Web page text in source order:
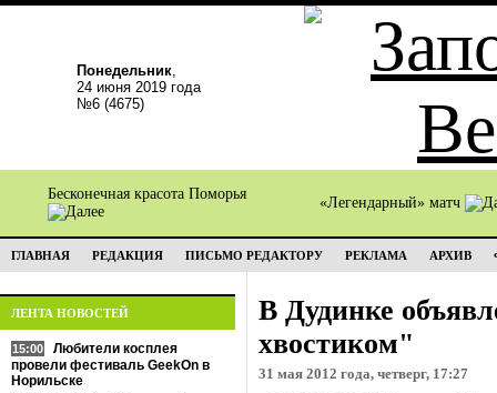
Понедельник,
24 июня 2019 года
№6 (4675)
Бесконечная красота Поморья
«Легендарный» матч
ГЛАВНАЯ РЕДАКЦИЯ ПИСЬМО РЕДАКТОРУ РЕКЛАМА АРХИВ
ЛЕНТА НОВОСТЕЙ
15:00
Любители косплея
провели фестиваль GeekOn в
Норильске
В Дудинке
хвостиком"
31 мая 2012 года, четверг, 17:27